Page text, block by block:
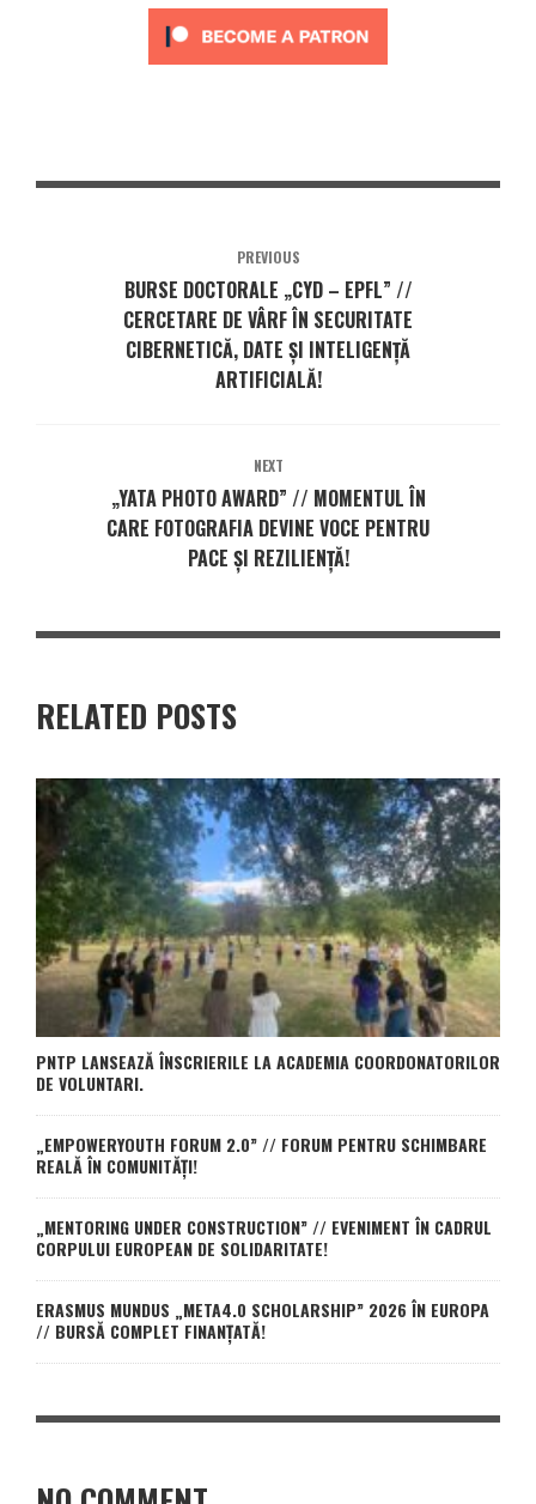
PREVIOUS
BURSE DOCTORALE „CYD – EPFL” //
CERCETARE DE VÂRF ÎN SECURITATE
CIBERNETICĂ, DATE ȘI INTELIGENȚĂ
ARTIFICIALĂ!
NEXT
„YATA PHOTO AWARD” // MOMENTUL ÎN
CARE FOTOGRAFIA DEVINE VOCE PENTRU
PACE ȘI REZILIENȚĂ!
RELATED POSTS
PNTP LANSEAZĂ ÎNSCRIERILE LA ACADEMIA COORDONATORILOR
DE VOLUNTARI.
„EMPOWERYOUTH FORUM 2.0” // FORUM PENTRU SCHIMBARE
REALĂ ÎN COMUNITĂȚI!
„MENTORING UNDER CONSTRUCTION” // EVENIMENT ÎN CADRUL
CORPULUI EUROPEAN DE SOLIDARITATE!
ERASMUS MUNDUS „META4.0 SCHOLARSHIP” 2026 ÎN EUROPA
// BURSĂ COMPLET FINANȚATĂ!